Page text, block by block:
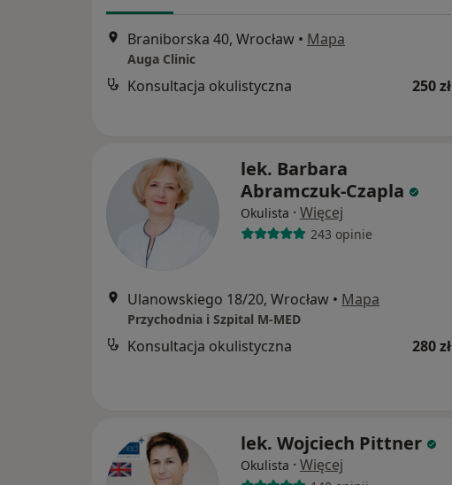
Braniborska 40, Wrocław • Mapa
Auga Clinic
Konsultacja okulistyczna 250 zł
lek. Barbara
Abramczuk-Czapla
Okulista · Więcej
243 opinie
Ulanowskiego 18/20, Wrocław • Mapa
Przychodnia i Szpital M-MED
Konsultacja okulistyczna 280 zł
lek. Wojciech Pittner
Okulista · Więcej